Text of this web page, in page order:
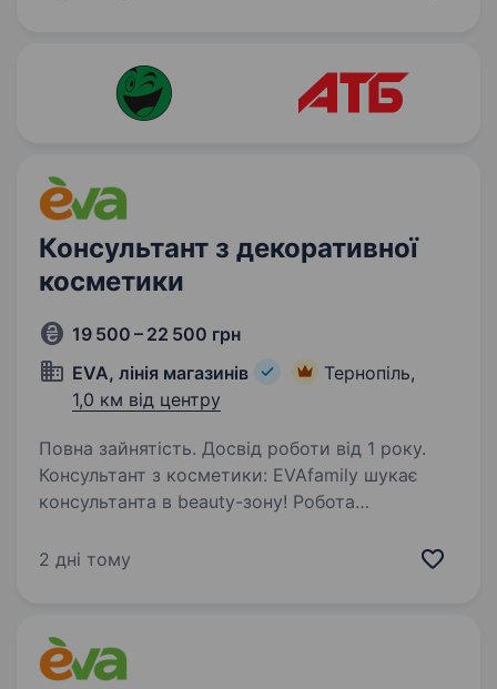
Консультант з декоративної
косметики
19 500 – 22 500 грн
EVA, лінія магазинів
Тернопіль,
1,0 км від центру
Повна зайнятість. Досвід роботи від 1 року.
Консультант з косметики: EVAfamily шукає
консультанта в beauty-зону! Робота
(не за касою). Раді розглянути кандидатів: З
2 дні тому